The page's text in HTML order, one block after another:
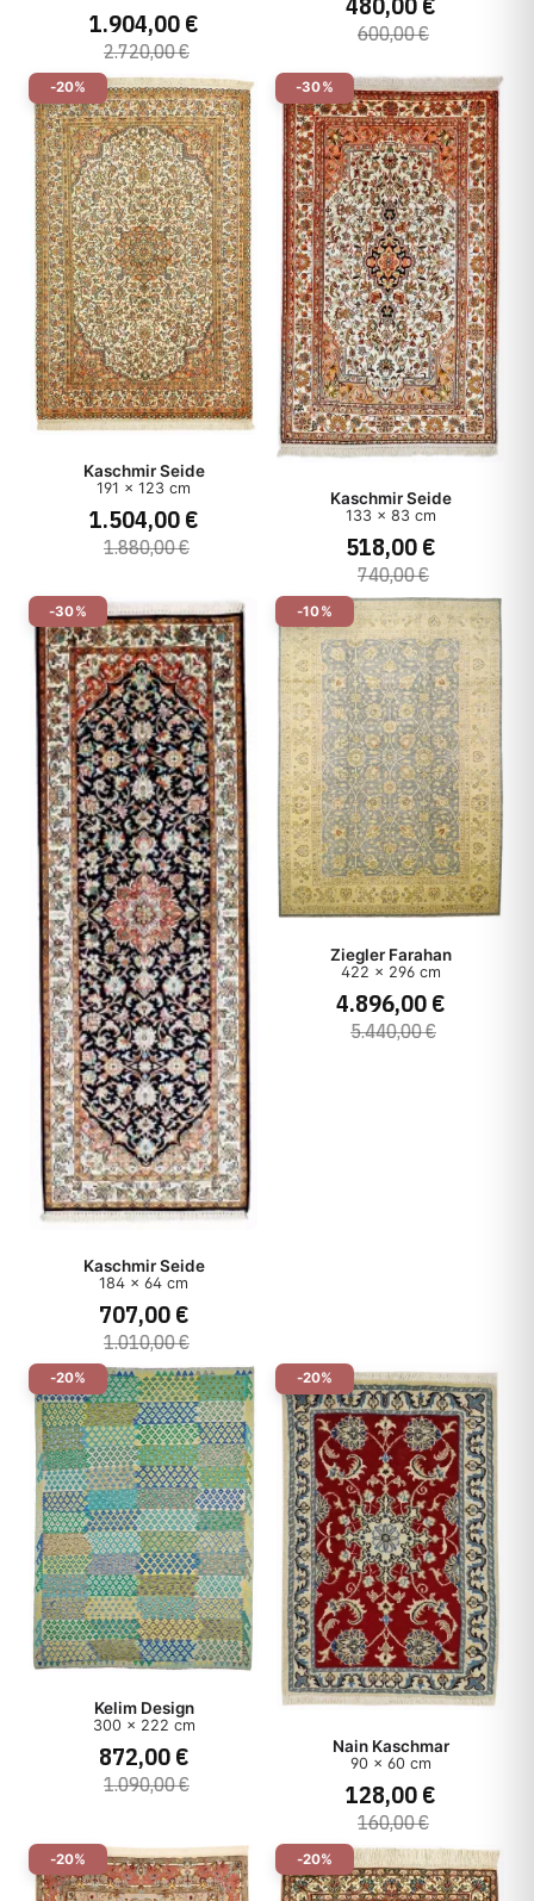
1.904,00 €
2.720,00 €
600,00 €
-20%
Kaschmir Seide
191 x 123 cm
1.504,00 €
1.880,00 €
-30%
Kaschmir Seide
133 x 83 cm
518,00 €
740,00 €
-30%
Kaschmir Seide
184 x 64 cm
707,00 €
1.010,00 €
-10%
Ziegler Farahan
422 x 296 cm
4.896,00 €
5.440,00 €
-20%
Kelim Design
300 x 222 cm
872,00 €
1.090,00 €
-20%
Nain Kaschmar
90 x 60 cm
128,00 €
160,00 €
-20% -20%